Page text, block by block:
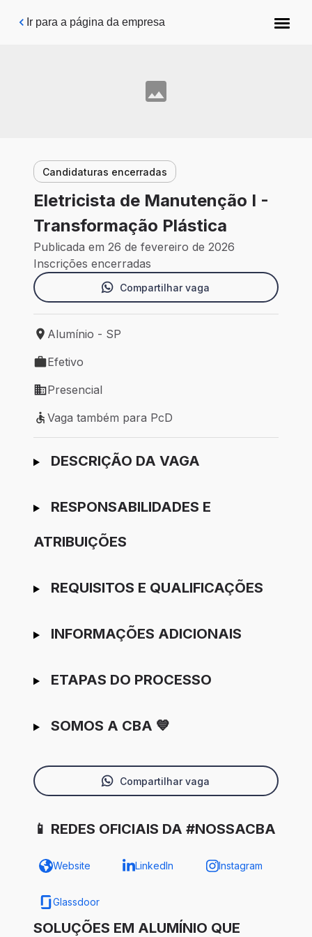
Pular para o conteúdo principal
Ir para a página da empresa
Candidaturas encerradas
Eletricista de Manutenção I -
Transformação Plástica
Publicada em 26 de fevereiro de 2026
Inscrições encerradas
Compartilhar vaga
Local de trabalho: Alumínio - SP
Alumínio - SP
Tipo de vaga: Efetivo
Efetivo
Modelo de trabalho: Presencial
Presencial
Vaga também para PcD
Vaga também para PcD
Ir para candidatura
DESCRIÇÃO DA VAGA
RESPONSABILIDADES E
ATRIBUIÇÕES
REQUISITOS E QUALIFICAÇÕES
INFORMAÇÕES ADICIONAIS
ETAPAS DO PROCESSO
SOMOS A CBA 💙
Compartilhar vaga
📱 REDES OFICIAIS DA #NOSSACBA
Website LinkedIn Instagram
Glassdoor
SOLUÇÕES EM ALUMÍNIO QUE